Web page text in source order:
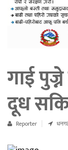
गाई
दूध
Reporter